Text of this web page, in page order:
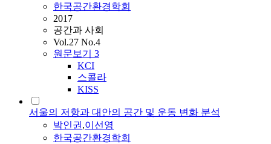
한국공간환경학회
2017
공간과 사회
Vol.27 No.4
원문보기 3
KCI
스콜라
KISS
서울의 저항과 대안의 공간 및 운동 변화 분석
박인권,이선영
한국공간환경학회